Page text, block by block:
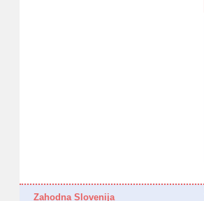
Zahodna Slovenija